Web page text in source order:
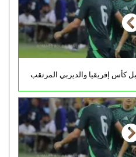
كأس إفريقيا والديربي المرتقب